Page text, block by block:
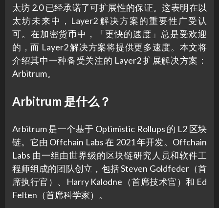
太坊 2.0 已经承诺了可扩展性的保证。这表明在以
太坊未来中，Layer2 解决方案的重要性广受认
可。在加密货币中，「更快的速度」总是受欢迎
的，而 Layer2 解决方案将提供更多速度。本文将
介绍其中一种备受关注的 Layer2 扩展解决方案：
Arbitrum。
Arbitrum 是什么？
Arbitrum 是一个基于 Optimistic Rollups 的 L2 区块
链。它由 Offchain Labs 在 2021 年开发。Offchain
Labs 由一组由世界级的区块链研究人员和软件工
程师组成的团队创立，包括 Steven Goldfeder（首
席执行官）、Harry Kalodne（首席技术官）和 Ed
Felten（首席科学家）。